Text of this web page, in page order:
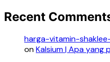
Recent
harga-vitamin-
onKalsium | Apa yang